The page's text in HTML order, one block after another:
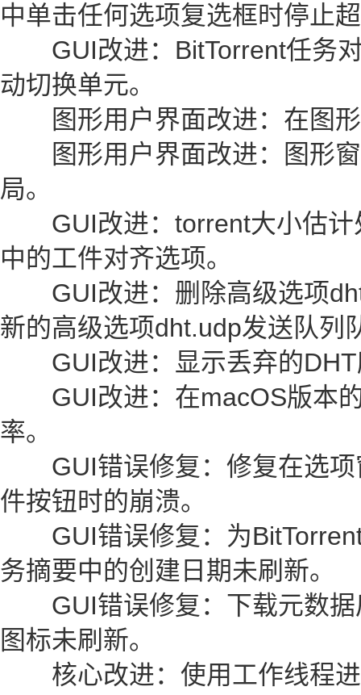
中单击任何选项复选框时停止
GUI改进：BitTorrent任务对
动切换单元。
图形用户界面改进：在图形
图形用户界面改进：图形窗
局。
GUI改进：torrent大小估计
中的工件对齐选项。
GUI改进：删除高级选项
新的高级选项dht.udp发送队列
GUI改进：显示丢弃的DHT
GUI改进：在macOS版本的
率。
GUI错误修复：修复在选项
件按钮时的崩溃。
GUI错误修复：为BitTorrent
务摘要中的创建日期未刷新。
GUI错误修复：下载元数据
图标未刷新。
核心改进：使用工作线程进